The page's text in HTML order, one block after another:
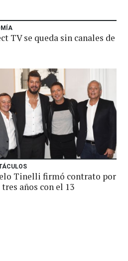
TV se queda sin canales de
Tinelli firmó contrato por
años con el 13